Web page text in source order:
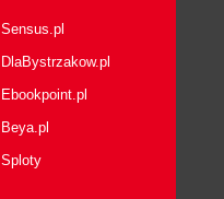
Sensus.pl
DlaBystrzakow.pl
Ebookpoint.pl
Beya.pl
Sploty